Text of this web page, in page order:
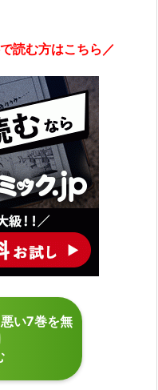
読む方はこちら／
い7巻を無